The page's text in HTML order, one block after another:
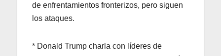
de enfrentamientos fronterizos, pero siguen
los ataques.
* Donald Trump charla con líderes de